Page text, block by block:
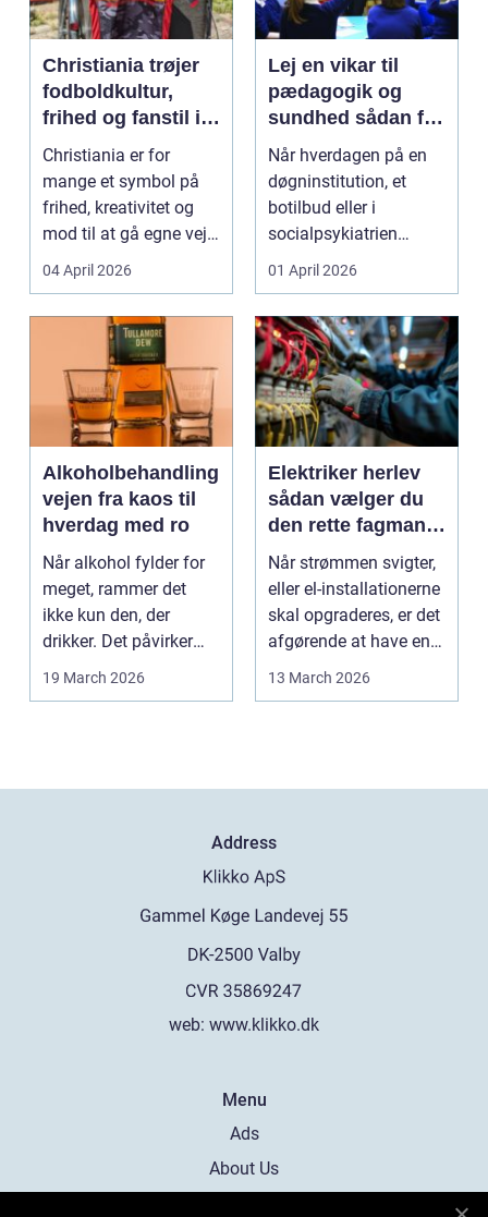
Christiania trøjer
fodboldkultur,
frihed og fanstil i
ét
Christiania er for
mange et symbol på
frihed, kreativitet og
mod til at gå egne veje.
Den samme ånd ...
04 April 2026
Lej en vikar til
pædagogik og
sundhed sådan får
du den rette hjælp
Når hverdagen på en
døgninstitution, et
botilbud eller i
socialpsykiatrien
pludselig ændrer sig,
kan...
01 April 2026
Alkoholbehandling
vejen fra kaos til
hverdag med ro
Når alkohol fylder for
meget, rammer det
ikke kun den, der
drikker. Det påvirker
også familie, arbej...
19 March 2026
Elektriker herlev
sådan vælger du
den rette fagmand
til dine el-opgaver
Når strømmen svigter,
eller el-installationerne
skal opgraderes, er det
afgørende at have en
pålidel...
13 March 2026
Address
web: www.klikko.dk
Menu
Ads
About Us